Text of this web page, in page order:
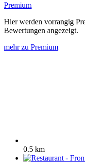
Premium
Hier werden vorrangig
Bewertungen angezeigt.
mehr zu Premium
0.5 km